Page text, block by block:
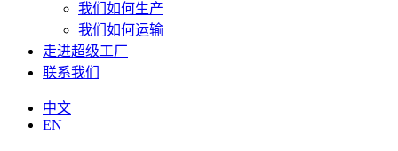
我们如何生产
我们如何运输
走进超级工厂
联系我们
中文
EN